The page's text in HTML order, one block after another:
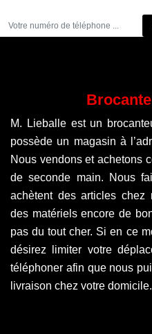
M. Lieballe est un
possède un magasin à
Nous vendons et achetons
de seconde main. Nous
achètent des articles chez
des matériels encore de
pas du tout cher. Si en ce
désirez limiter votre
téléphoner afin que nous
livraison chez votre domicile.